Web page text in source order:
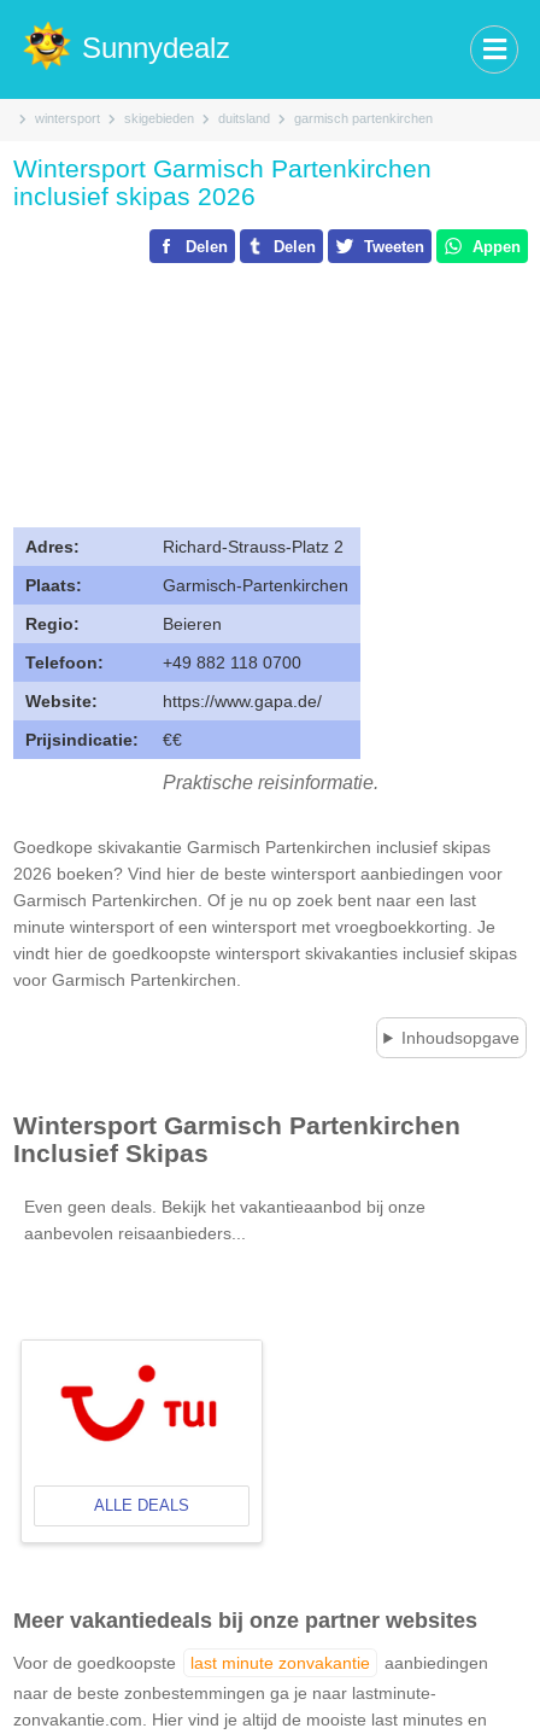
wintersport skigebieden duitsland garmisch partenkirchen
Sunnydealz
Wintersport Garmisch Partenkirchen
inclusief skipas 2026
Delen Delen Tweeten Appen
Adres:
Richard-Strauss-Platz 2
Plaats:
Garmisch-Partenkirchen
Regio:
Beieren
Telefoon:
+49 882 118 0700
Website:
https://www.gapa.de/
Prijsindicatie:
€€
Praktische reisinformatie.
Goedkope skivakantie Garmisch Partenkirchen inclusief skipas
2026 boeken? Vind hier de beste wintersport aanbiedingen voor
Garmisch Partenkirchen. Of je nu op zoek bent naar een last
minute wintersport of een wintersport met vroegboekkorting. Je
vindt hier de goedkoopste wintersport skivakanties inclusief skipas
voor Garmisch Partenkirchen.
Inhoudsopgave
Wintersport Garmisch Partenkirchen
Inclusief Skipas
Even geen deals. Bekijk het vakantieaanbod bij onze
aanbevolen reisaanbieders...
ALLE DEALS
Meer vakantiedeals bij onze partner websites
Voor de goedkoopste last minute zonvakantie
aanbiedingen
naar de beste zonbestemmingen ga je naar lastminute-
zonvakantie.com. Hier vind je altijd de mooiste last minutes en